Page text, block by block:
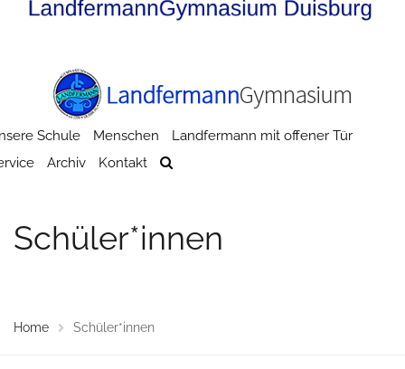
Schule Menschen
Landfermann mit offener Tür
Archiv Kontakt
Schüler*innen
Home Schüler*innen